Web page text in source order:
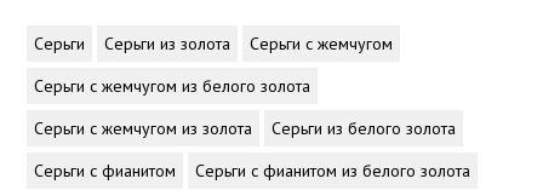
Серьги Серьги из золота
Серьги с жемчугом
Серьги с жемчугом из белого золота
Серьги с жемчугом из золота
Серьги из белого золота
Серьги с фианитом
Серьги с фианитом из белого золота